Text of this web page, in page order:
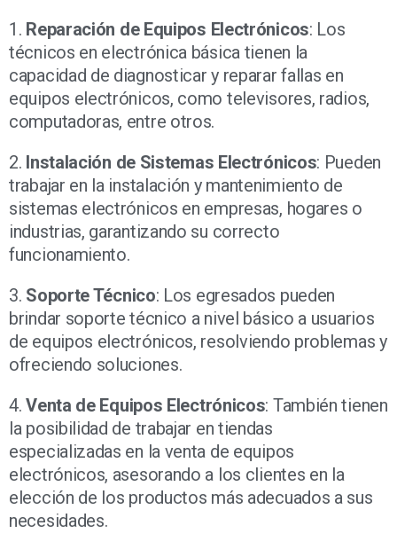
1. Reparación de Equipos Electrónicos: Los
técnicos en electrónica básica tienen la
capacidad de diagnosticar y reparar fallas en
equipos electrónicos, como televisores, radios,
computadoras, entre otros.
2. Instalación de Sistemas Electrónicos: Pueden
trabajar en la instalación y mantenimiento de
sistemas electrónicos en empresas, hogares o
industrias, garantizando su correcto
funcionamiento.
3. Soporte Técnico: Los egresados pueden
brindar soporte técnico a nivel básico a usuarios
de equipos electrónicos, resolviendo problemas y
ofreciendo soluciones.
4.Venta de Equipos Electrónicos: También tienen
la posibilidad de trabajar en tiendas
especializadas en la venta de equipos
electrónicos, asesorando a los clientes en la
elección de los productos más adecuados a sus
necesidades.